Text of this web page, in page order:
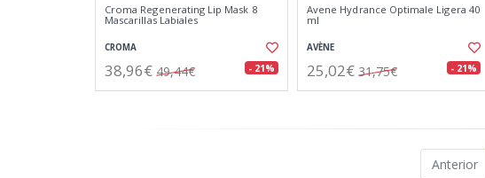
Croma Regenerating Lip Mask 8
Mascarillas Labiales
CROMA
38,96€ 49,44€ - 21%
Avene Hydrance Optimale Ligera 40
ml
AVÈNE
25,02€ 31,75€ - 21%
Anterior